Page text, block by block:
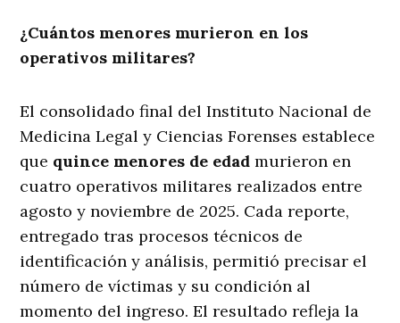
¿Cuántos menores murieron en los
operativos militares?
El consolidado final del Instituto Nacional de
Medicina Legal y Ciencias Forenses establece
que quince menores de edad murieron en
cuatro operativos militares realizados entre
agosto y noviembre de 2025. Cada reporte,
entregado tras procesos técnicos de
identificación y análisis, permitió precisar el
número de víctimas y su condición al
momento del ingreso. El resultado refleja la